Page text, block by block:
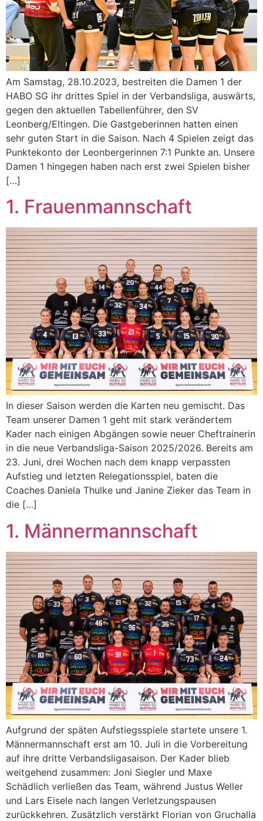
Am Samstag, 28.10.2023, bestreiten die Damen 1 der
HABO SG ihr drittes Spiel in der Verbandsliga, auswärts,
gegen den aktuellen Tabellenführer, den SV
Leonberg/Eltingen. Die Gastgeberinnen hatten einen
sehr guten Start in die Saison. Nach 4 Spielen zeigt das
Punktekonto der Leonbergerinnen 7:1 Punkte an. Unsere
Damen 1 hingegen haben nach erst zwei Spielen bisher
[…]
1. Frauenmannschaft
In dieser Saison werden die Karten neu gemischt. Das
Team unserer Damen 1 geht mit stark verändertem
Kader nach einigen Abgängen sowie neuer Cheftrainerin
in die neue Verbandsliga-Saison 2025/2026. Bereits am
23. Juni, drei Wochen nach dem knapp verpassten
Aufstieg und letzten Relegationsspiel, baten die
Coaches Daniela Thulke und Janine Zieker das Team in
die […]
1. Männermannschaft
Aufgrund der späten Aufstiegsspiele startete unsere 1.
Männermannschaft erst am 10. Juli in die Vorbereitung
auf ihre dritte Verbandsligasaison. Der Kader blieb
weitgehend zusammen: Joni Siegler und Maxe
Schädlich verließen das Team, während Justus Weller
und Lars Eisele nach langen Verletzungspausen
zurückkehren. Zusätzlich verstärkt Florian von Gruchalla